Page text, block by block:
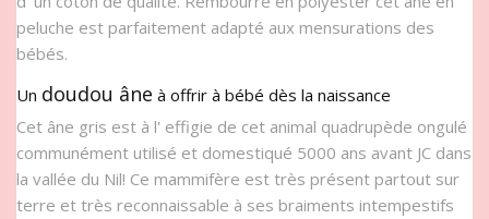
peluche est parfaitement adapté aux mensurations des
bébés.
Un doudou âne à offrir à bébé dès la naissance
Cet âne gris est à l' effigie de cet animal quadrupède ongulé
communément utilisé et domestiqué 5000 ans avant JC dans
la vallée du Nil! Ce mammifère est très présent partout sur
terre et très reconnaissable à ses braiments intempestifs